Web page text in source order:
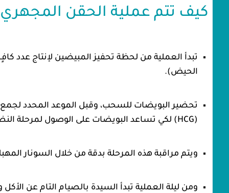
كيف تتم عملية الحقن
تبدأ العملية من لحظة تحفيز المبيضين لإنتاج عدد
الحيض).
(HCG) لكي تساعد البويضات على الوصول لمرحلة النضج النهائي.
ويتم مراقبة هذه المرحلة بدقة من خلال السونار
ومن ليلة العملية تبدأ السيدة بالصيام التام عن